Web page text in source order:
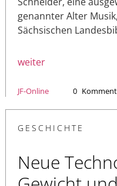
genannter Alter
Sächsischen
weiter
JF-Online 0
GESCHICHTE
Neue